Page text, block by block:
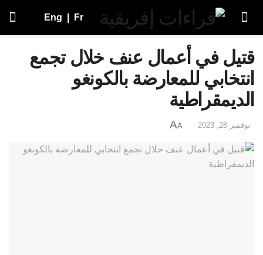
Eng Fr
قتيل في أعمال عنف خلال تجمع
انتخابي للمعارضة بالكونغو
الديمقراطية
نوفمبر 28, 2023 A
A